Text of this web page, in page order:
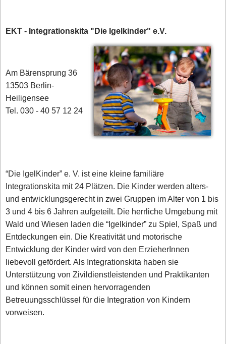
EKT - Integrationskita "Die Igelkinder" e.V.
Am Bärensprung 36
13503 Berlin-
Heiligensee
Tel. 030 - 40 57 12 24
“Die IgelKinder” e. V. ist eine kleine familiäre
Integrationskita mit 24 Plätzen. Die Kinder werden alters-
und entwicklungsgerecht in zwei Gruppen im Alter von 1 bis
3 und 4 bis 6 Jahren aufgeteilt. Die herrliche Umgebung mit
Wald und Wiesen laden die “Igelkinder” zu Spiel, Spaß und
Entdeckungen ein. Die Kreativität und motorische
Entwicklung der Kinder wird von den ErzieherInnen
liebevoll gefördert. Als Integrationskita haben sie
Unterstützung von Zivildienstleistenden und Praktikanten
und können somit einen hervorragenden
Betreuungsschlüssel für die Integration von Kindern
vorweisen.